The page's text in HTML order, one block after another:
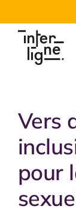
au
contenu
Vers
pour